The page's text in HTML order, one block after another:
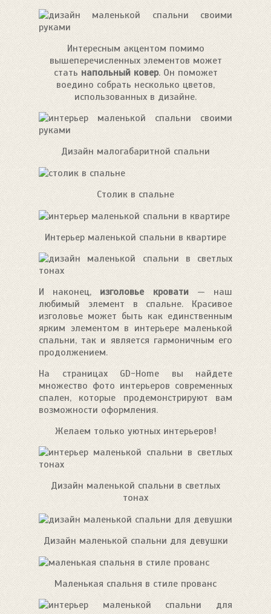
Интересным акцентом помимо
вышеперечисленных элементов может
стать напольный ковер. Он поможет
воедино собрать несколько цветов,
использованных в дизайне.
Дизайн малогабаритной спальни
Столик в спальне
Интерьер маленькой спальни в квартире
И наконец, изголовье кровати— наш
любимый элемент в спальне. Красивое
изголовье может быть как единственным
ярким элементом в интерьере маленькой
спальни, так и является гармоничным его
продолжением.
На страницах GD-Home вы найдете
множество фото интерьеров современных
спален, которые продемонстрируют вам
возможности оформления.
Желаем только уютных интерьеров!
Дизайн маленькой спальни в светлых
тонах
Дизайн маленькой спальни для девушки
Маленькая спальня в стиле прованс